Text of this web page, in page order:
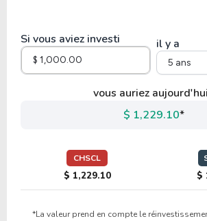
24.83 3.95
Si vous aviez investi il y a
5 ans
vous auriez
$ 1,229.10*
CHSCL
$ 1,229.10 $
*La valeur prend en compte le